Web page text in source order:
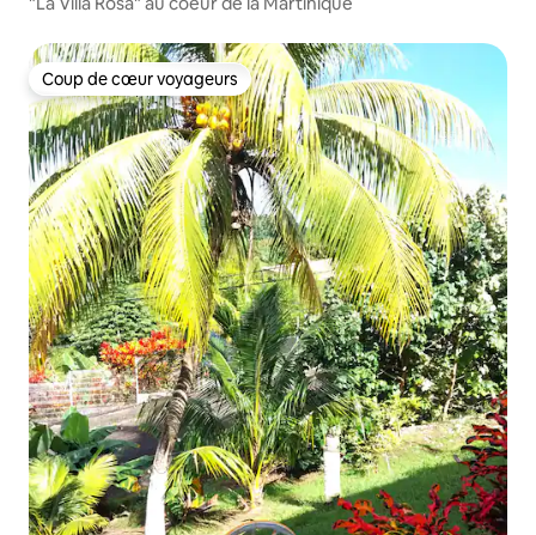
Coup de cœur voyageurs
Coup de cœur voyageurs